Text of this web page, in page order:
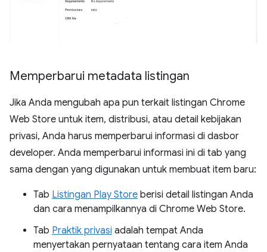
Memperbarui metadata listingan
Jika Anda mengubah apa pun terkait listingan Chrome
Web Store untuk item, distribusi, atau detail kebijakan
privasi, Anda harus memperbarui informasi di dasbor
developer. Anda memperbarui informasi ini di tab yang
sama dengan yang digunakan untuk membuat item baru:
Tab Listingan Play Store berisi detail listingan Anda
dan cara menampilkannya di Chrome Web Store.
Tab Praktik privasi adalah tempat Anda
menyertakan pernyataan tentang cara item Anda